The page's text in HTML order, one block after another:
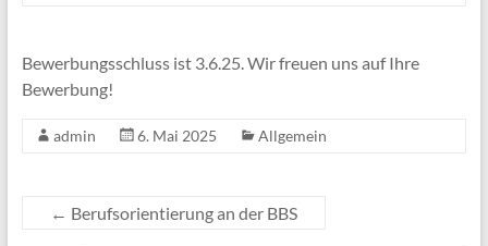
Bewerbungsschluss ist 3.6.25. Wir freuen uns auf Ihre
Bewerbung!
admin 6. Mai 2025 Allgemein
← Berufsorientierung an der BBS